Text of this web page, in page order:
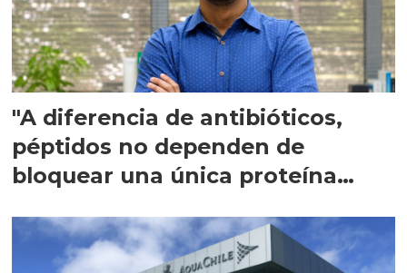
"A diferencia de antibióticos,
péptidos no dependen de
bloquear una única proteína